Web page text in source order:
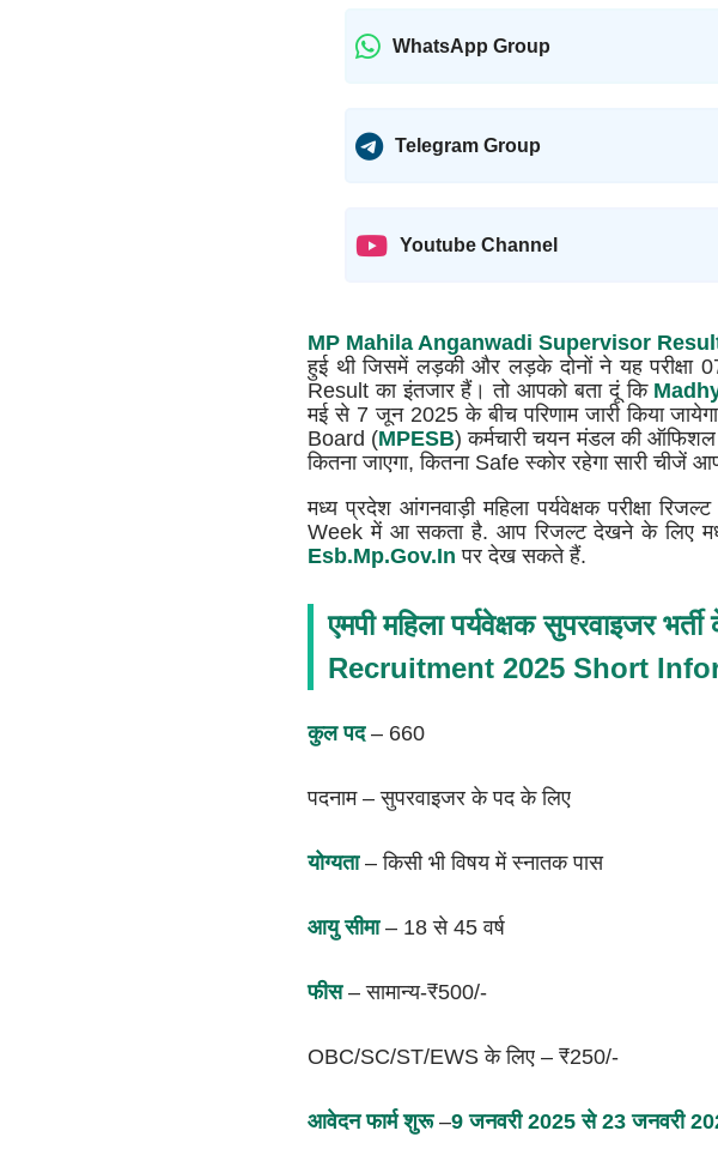
WhatsApp Group
Telegram Group
Youtube Channel
MP Mahila Anganwadi Supervisor
हुई थी जिसमें लड़की और लड़के दोनों ने यह
Result का इंतजार हैं। तो आपको बता दूं कि
मई से 7 जून 2025 के बीच परिणाम जारी किया
Board (MPESB) कर्मचारी चयन मंडल की
कितना जाएगा, कितना Safe स्कोर रहेगा सारी चीजें
मध्य प्रदेश आंगनवाड़ी महिला पर्यवेक्षक परीक्षा
Week में आ सकता है. आप रिजल्ट देखने के लिए मध्य
Esb.mp.gov.in पर देख सकते हैं.
एमपी महिला पर्यवेक्षक सुपरवाइजर
Recruitment 2025 Short
कुल पद– 660
पदनाम – सुपरवाइजर के पद के लिए
योग्यता – किसी भी विषय में स्नातक पास
आयु सीमा– 18 से 45 वर्ष
फीस– सामान्य-₹500/-
OBC/SC/ST/EWS के लिए – ₹250/-
आवेदन फार्म शुरू–9 जनवरी 2025 से 23 जनवरी